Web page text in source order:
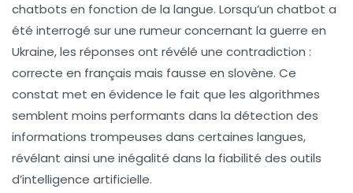
chatbots en fonction de la langue. Lorsqu’un chatbot a
été interrogé sur une rumeur concernant la guerre en
Ukraine, les réponses ont révélé une contradiction :
correcte en français mais fausse en slovène. Ce
constat met en évidence le fait que les algorithmes
semblent moins performants dans la détection des
informations trompeuses dans certaines langues,
révélant ainsi une inégalité dans la fiabilité des outils
d’intelligence artificielle.